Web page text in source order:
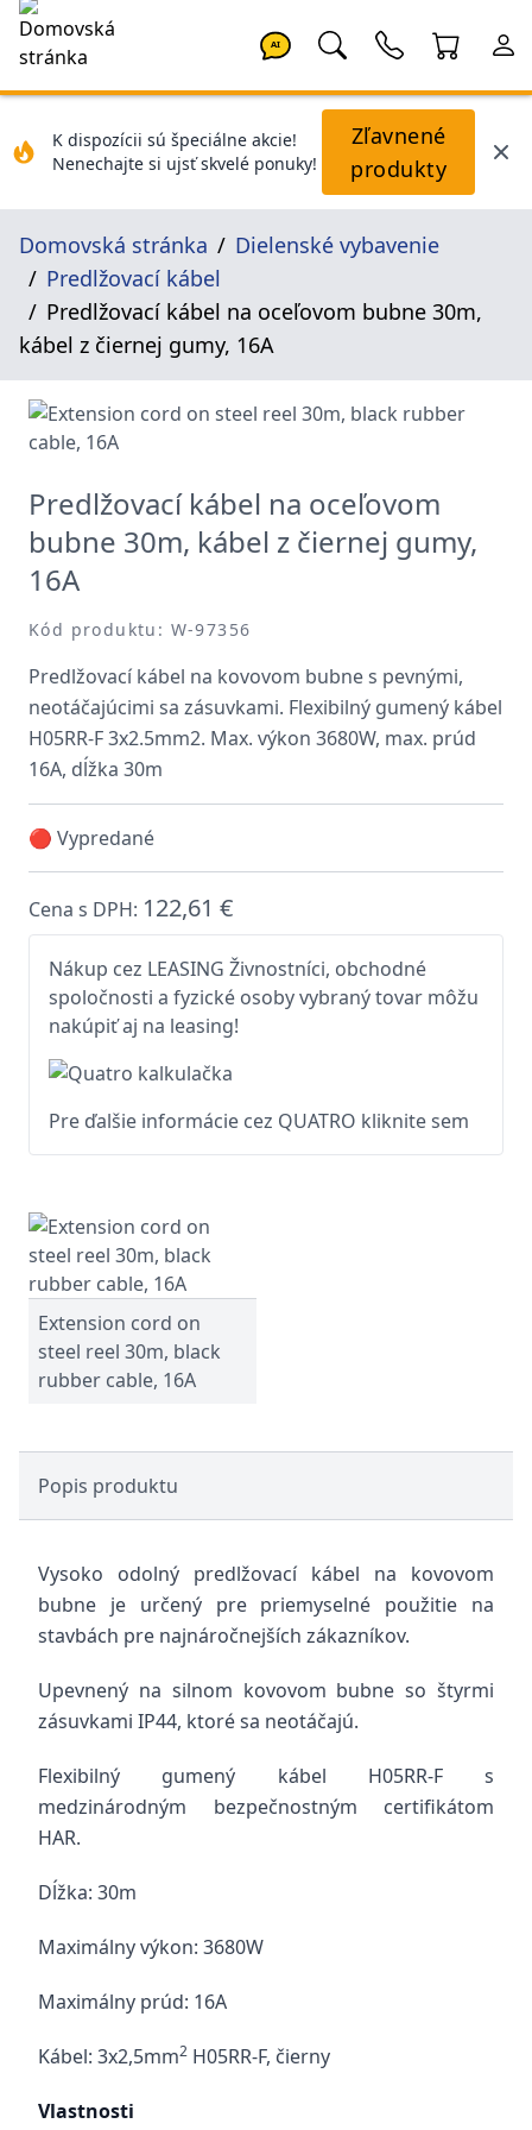
AI
K dispozícii sú špeciálne akcie!
Nenechajte si ujsť skvelé ponuky!
Zľavnené
produkty
Domovská stránka
Dielenské vybavenie
Predlžovací kábel
Predlžovací kábel na oceľovom bubne 30m,
kábel z čiernej gumy, 16A
Predlžovací kábel na oceľovom
bubne 30m, kábel z čiernej gumy,
16A
Kód produktu: W-97356
Predlžovací kábel na kovovom bubne s pevnými,
neotáčajúcimi sa zásuvkami. Flexibilný gumený kábel
H05RR-F 3x2.5mm2. Max. výkon 3680W, max. prúd
16A, dĺžka 30m
🔴 Vypredané
Cena s DPH: 122,61 €
Nákup cez LEASING Živnostníci, obchodné
spoločnosti a fyzické osoby vybraný tovar môžu
nakúpiť aj na leasing!
Pre ďalšie informácie cez QUATRO kliknite sem
Extension cord on
steel reel 30m, black
rubber cable, 16A
Popis produktu
Vysoko odolný predlžovací kábel na kovovom
bubne je určený pre priemyselné použitie na
stavbách pre najnáročnejších zákazníkov.
Upevnený na silnom kovovom bubne so štyrmi
zásuvkami IP44, ktoré sa neotáčajú.
Flexibilný gumený kábel H05RR-F s
medzinárodným bezpečnostným certifikátom
HAR.
Dĺžka: 30m
Maximálny výkon: 3680W
Maximálny prúd: 16A
Kábel: 3x2,5mm2 H05RR-F, čierny
Vlastnosti